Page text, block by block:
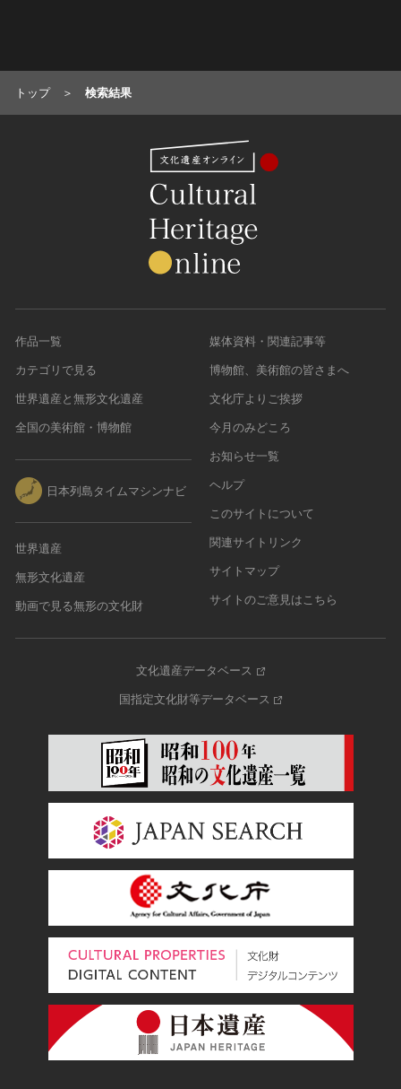
農・山村集落
美術工芸品
伝統芸能
トップ 検索結果
作品一覧
カテゴリで見る
世界遺産と無形文化遺産
全国の美術館・博物館
日本列島タイムマシンナビ
世界遺産
無形文化遺産
動画で見る無形の文化財
媒体資料・関連記事等
博物館、美術館の皆さまへ
文化庁よりご挨拶
今月のみどころ
お知らせ一覧
ヘルプ
このサイトについて
関連サイトリンク
サイトマップ
サイトのご意見はこちら
文化遺産データベース
国指定文化財等データベース